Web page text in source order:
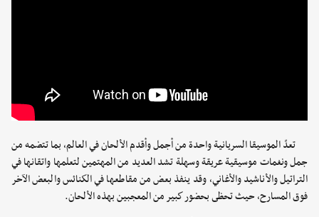
تعدّ الموسيقا السريانية واحدة من أجمل وأقدم الألحان في العالم، بما تتضمه من
جمل ونغمات موسيقية عريقة وسهلة تشد العديد من المهتمين لتعلمها واتقانها في
التراتيل والأناشيد والأغاني، وقد ينفذ بعض من مقاطعها في الكنائس والبعض الآخر
فوق المسارح، حيث تحظى بحضور كبير من المعجبين بهذه الألحان.